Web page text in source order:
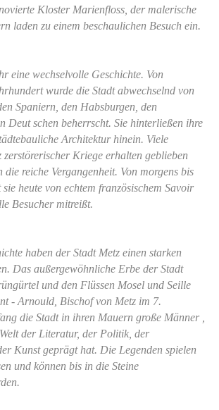
Kloster Marienfloss, der malerische
laden zu einem beschaulichen Besuch ein.
eine wechselvolle Geschichte. Von
wurde die Stadt abwechselnd von
Spaniern, den Habsburgen, den
Deut schen beherrscht. Sie hinterließen ihre
Architektur hinein. Viele
zerstörerischer Kriege erhalten geblieben
die reiche Vergangenheit. Von morgens bis
heute von echtem französischem Savoir
Besucher mitreißt.
haben der Stadt Metz einen starken
Das außergewöhnliche Erbe der Stadt
und den Flüssen Mosel und Seille
- Arnould, Bischof von Metz im 7.
die Stadt in ihren Mauern große Männer ,
der Literatur, der Politik, der
Kunst geprägt hat. Die Legenden spielen
und können bis in die Steine